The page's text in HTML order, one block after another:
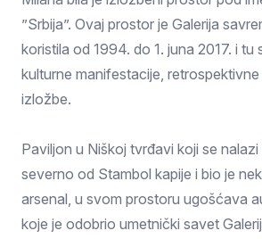
”Srbija”. Ovaj prostor je Galerija
koristila od 1994. do 1. juna 2017. i tu
kulturne manifestacije,
izložbe.
Paviljon u Niškoj tvrđavi koji se
severno od Stambol kapije i bio je
arsenal, u svom prostoru ugošćava
koje je odobrio umetnički savet